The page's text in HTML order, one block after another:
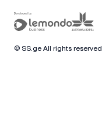
© SS.ge All rights reserved